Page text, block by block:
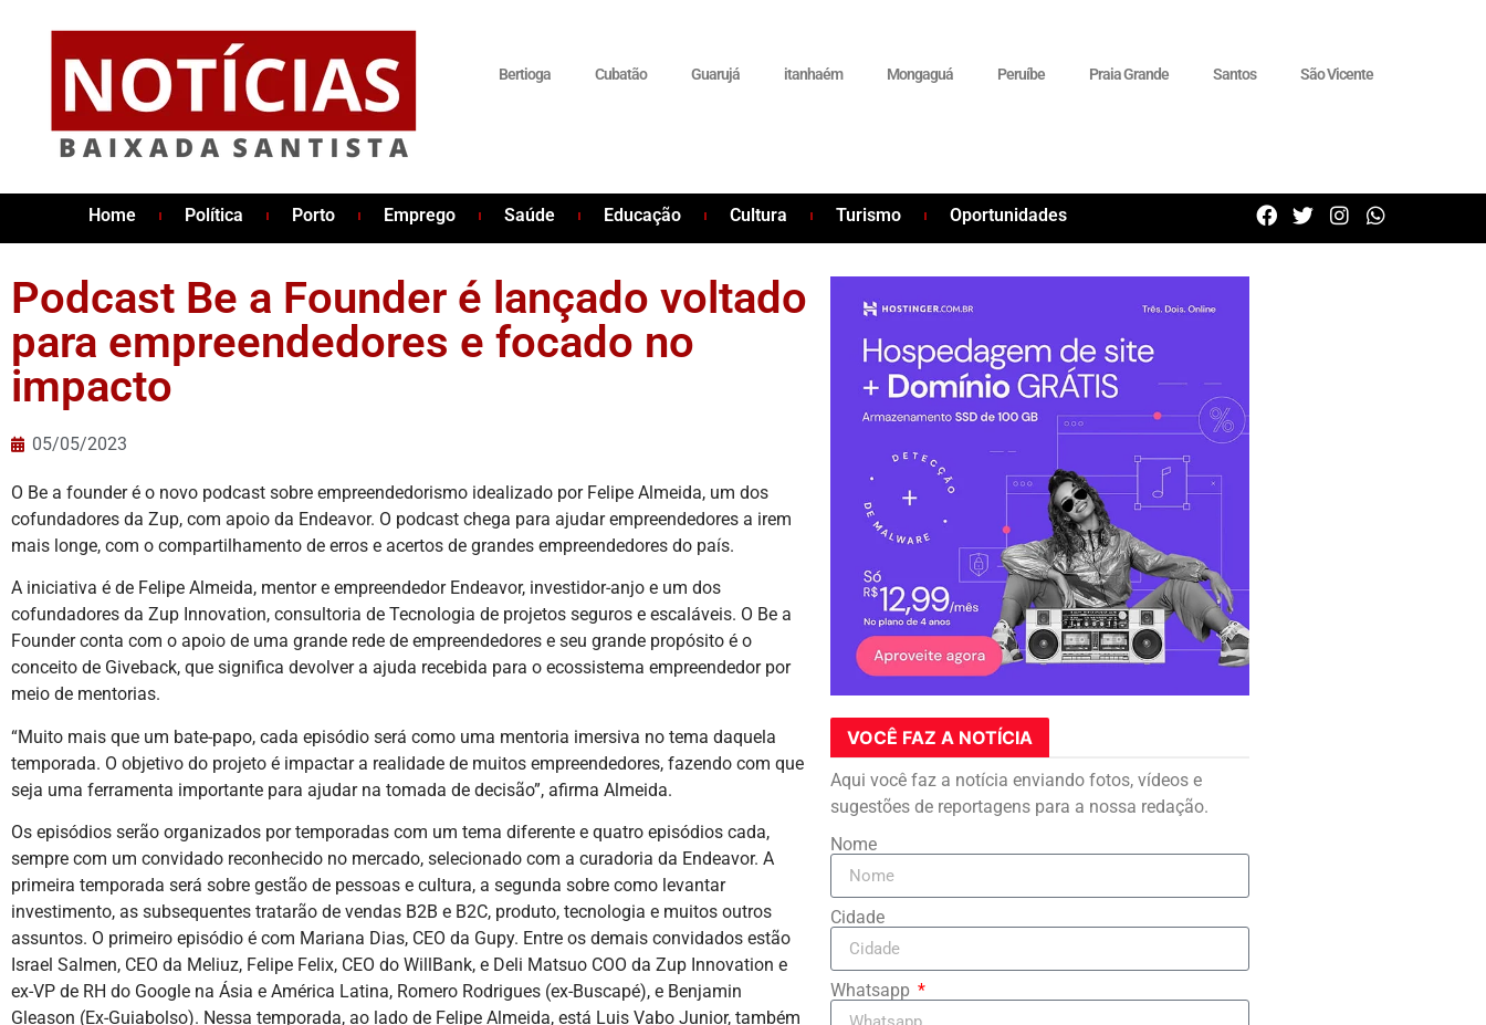
Bertioga Cubatão Guarujá itanhaém Mongaguá Peruíbe Praia Grande Santos São Vicente
Home Política Porto Emprego Saúde Educação Cultura Turismo Oportunidades
Podcast Be a Founder é lançado voltado
para empreendedores e focado no
impacto
05/05/2023
O Be a founder é o novo podcast sobre empreendedorismo idealizado por Felipe Almeida, um dos
cofundadores da Zup, com apoio da Endeavor. O podcast chega para ajudar empreendedores a irem
mais longe, com o compartilhamento de erros e acertos de grandes empreendedores do país.
A iniciativa é de Felipe Almeida, mentor e empreendedor Endeavor, investidor-anjo e um dos
cofundadores da Zup Innovation, consultoria de Tecnologia de projetos seguros e escaláveis. O Be a
Founder conta com o apoio de uma grande rede de empreendedores e seu grande propósito é o
conceito de Giveback, que significa devolver a ajuda recebida para o ecossistema empreendedor por
meio de mentorias.
“Muito mais que um bate-papo, cada episódio será como uma mentoria imersiva no tema daquela
temporada. O objetivo do projeto é impactar a realidade de muitos empreendedores, fazendo com que
seja uma ferramenta importante para ajudar na tomada de decisão”, afirma Almeida.
Os episódios serão organizados por temporadas com um tema diferente e quatro episódios cada,
sempre com um convidado reconhecido no mercado, selecionado com a curadoria da Endeavor. A
primeira temporada será sobre gestão de pessoas e cultura, a segunda sobre como levantar
investimento, as subsequentes tratarão de vendas B2B e B2C, produto, tecnologia e muitos outros
assuntos. O primeiro episódio é com Mariana Dias, CEO da Gupy. Entre os demais convidados estão
Israel Salmen, CEO da Meliuz, Felipe Felix, CEO do WillBank, e Deli Matsuo COO da Zup Innovation e
ex-VP de RH do Google na Ásia e América Latina, Romero Rodrigues (ex-Buscapé), e Benjamin
Gleason (Ex-Guiabolso). Nessa temporada, ao lado de Felipe Almeida, está Luis Vabo Junior, também
VOCÊ FAZ A NOTÍCIA
Aqui você faz a notícia enviando fotos, vídeos e
sugestões de reportagens para a nossa redação.
Nome
Cidade
Whatsapp